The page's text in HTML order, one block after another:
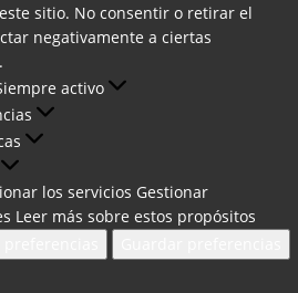
sitio. No consentir o retirar el
negativamente a ciertas
activo
los servicios Gestionar
Leer más sobre estos propósitos